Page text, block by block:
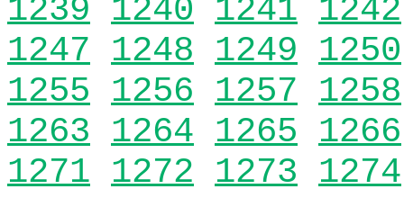
1239 1240 1241 1242
1247 1248 1249 1250
1255 1256 1257 1258
1263 1264 1265 1266
1271 1272 1273 1274